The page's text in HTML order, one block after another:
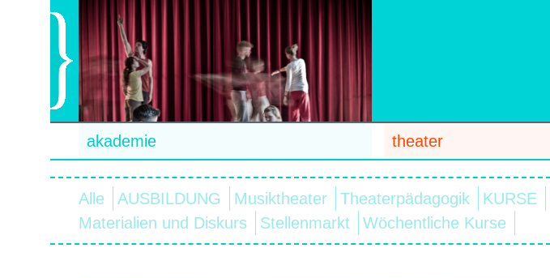
akademie theater
Alle AUSBILDUNG Musiktheater Theaterpädagogik KURSE
Materialien und Diskurs
Stellenmarkt Wöchentliche Kurse